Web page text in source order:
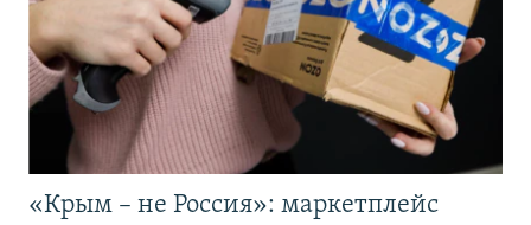
«Крым – не Россия»: маркетплейс